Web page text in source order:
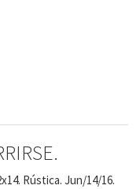
Rústica. Jun/14/16.